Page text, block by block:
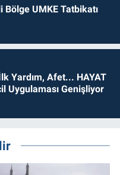
Bölge UMKE Tatbikatı
Yardım, Afet... HAYAT
Uygulaması Genişliyor